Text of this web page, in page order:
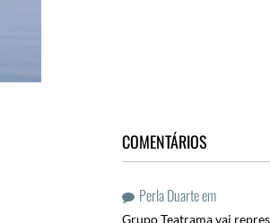
COMENTÁRIOS
Perla Duarteem
Grupo Teatrama vai